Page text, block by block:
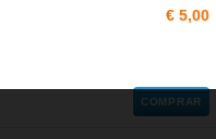
€ 5,00
COMPRAR